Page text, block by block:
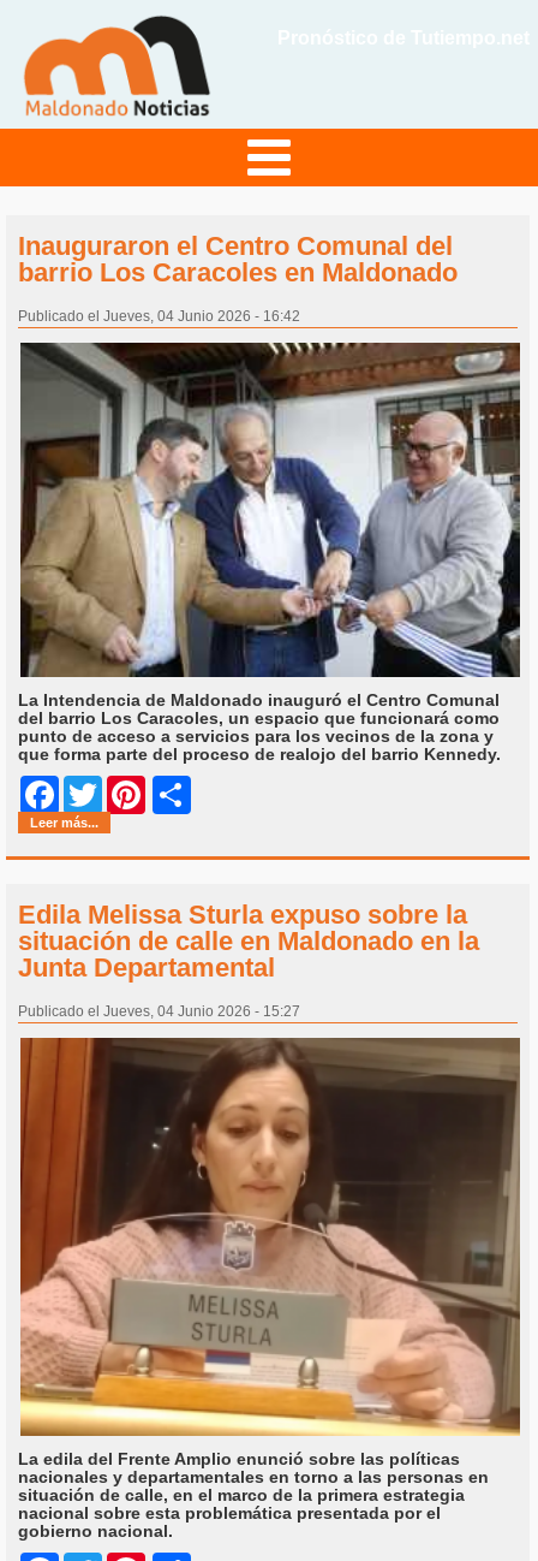
Inauguraron el Centro Comunal del
barrio Los Caracoles en Maldonado
Publicado el Jueves, 04 Junio 2026 - 16:42
La Intendencia de Maldonado inauguró el Centro Comunal
del barrio Los Caracoles, un espacio que funcionará como
punto de acceso a servicios para los vecinos de la zona y
que forma parte del proceso de realojo del barrio Kennedy.
Facebook
Twitter Pinterest
Leer más...
Edila Melissa Sturla expuso sobre la
situación de calle en Maldonado en la
Junta Departamental
Publicado el Jueves, 04 Junio 2026 - 15:27
La edila del Frente Amplio enunció sobre las políticas
nacionales y departamentales en torno a las personas en
situación de calle, en el marco de la primera estrategia
nacional sobre esta problemática presentada por el
gobierno nacional.